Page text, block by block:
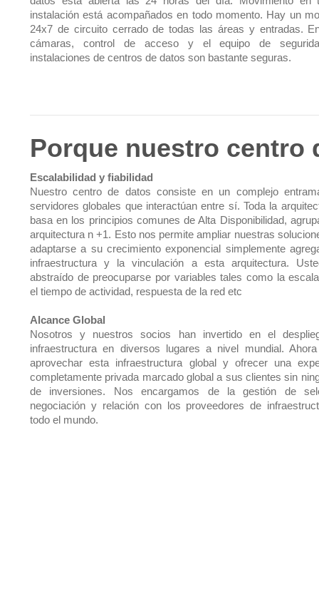
instalación está acompañados en todo momento. Hay un
24x7 de circuito cerrado de todas las áreas y entradas.
cámaras, control de acceso y el equipo de
instalaciones de centros de datos son bastante seguras.
Porque nuestro centro
Escalabilidad y fiabilidad
Nuestro centro de datos consiste en un complejo
servidores globales que interactúan entre sí. Toda la
basa en los principios comunes de Alta Disponibilidad,
arquitectura n +1. Esto nos permite ampliar nuestras
adaptarse a su crecimiento exponencial simplemente
infraestructura y la vinculación a esta arquitectura.
abstraído de preocuparse por variables tales como la
el tiempo de actividad, respuesta de la red etc
Alcance Global
Nosotros y nuestros socios han invertido en el
infraestructura en diversos lugares a nivel mundial.
aprovechar esta infraestructura global y ofrecer una
completamente privada marcado global a sus clientes sin
de inversiones. Nos encargamos de la gestión de
negociación y relación con los proveedores de
todo el mundo.